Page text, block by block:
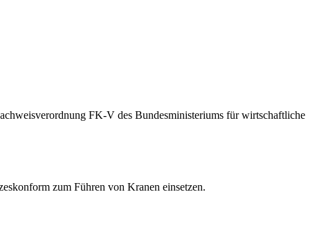
FK-V des Bundesministeriums für wirtschaftliche
zum Führen von Kranen einsetzen.